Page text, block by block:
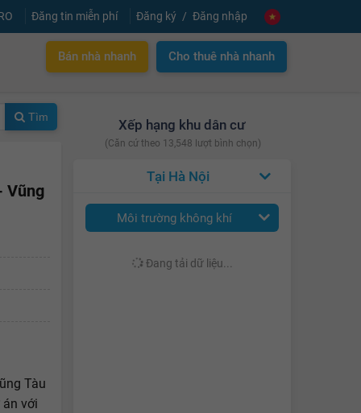
Đăng tin miễn phí Đăng ký Đăng nhập
Bán nhà nhanh Cho thuê nhà nhanh
Xếp hạng khu dân cư
(Căn cứ theo 13,548 lượt bình chọn)
Hà Nội
Môi trường không khí
Đang tải dữ liệu...
Tìm
Vũng
Tàu
với